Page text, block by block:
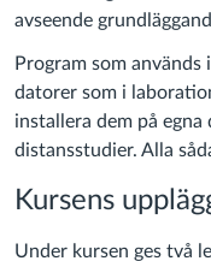
avseende
Program som används
datorer som i
installera dem på
distansstudier. Alla
Kursens
Under kursen ges två